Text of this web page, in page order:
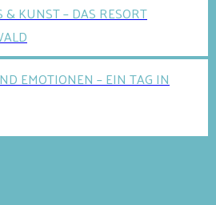
KUNST – DAS RESORT
EMOTIONEN – EIN TAG IN